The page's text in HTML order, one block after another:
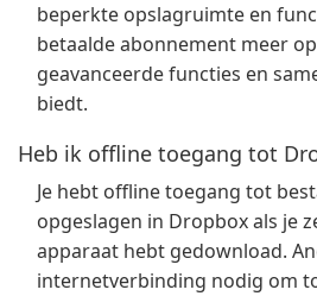
beperkte opslagruimte en
betaalde abonnement meer
geavanceerde functies en
biedt.
Heb ik offline toegang tot
Je hebt offline toegang tot
opgeslagen in Dropbox als je
apparaat hebt gedownload.
internetverbinding nodig om